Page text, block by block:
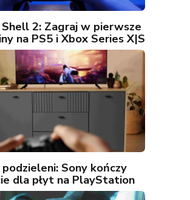
2: Zagraj w pierwsze
na PS5 i Xbox Series X|S
podzieleni: Sony kończy
dla płyt na PlayStation